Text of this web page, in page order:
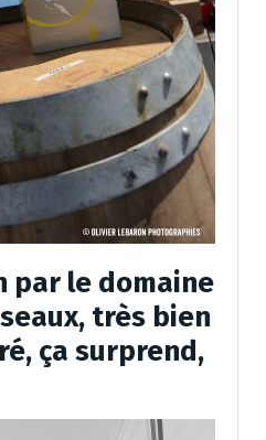
par le domaine
très bien
ça surprend,